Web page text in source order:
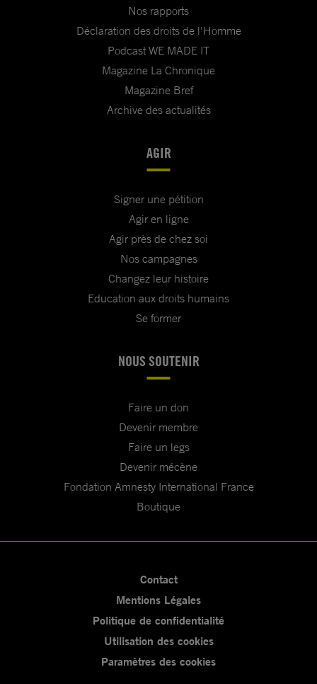
Nos rapports
Déclaration des droits de l'Homme
Podcast WE MADE IT
Magazine La Chronique
Magazine Bref
Archive des actualités
AGIR
Signer une pétition
Agir en ligne
Agir près de chez soi
Nos campagnes
Changez leur histoire
Education aux droits humains
Se former
NOUS SOUTENIR
Faire un don
Devenir membre
Faire un legs
Devenir mécène
Fondation Amnesty International France
Boutique
Contact
Mentions Légales
Politique de confidentialité
Utilisation des cookies
Paramètres des cookies